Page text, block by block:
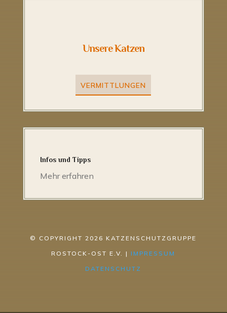
Unsere Katzen
VERMITTLUNGEN
Infos und Tipps
Mehr erfahren
© COPYRIGHT 2026 KATZENSCHUTZGRUPPE
ROSTOCK-OST E.V. | IMPRESSUM
DATENSCHUTZ